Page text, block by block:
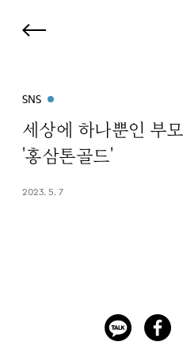
SNS
세상에 하나뿐인 부
'홍삼톤골드'
2023. 5. 7